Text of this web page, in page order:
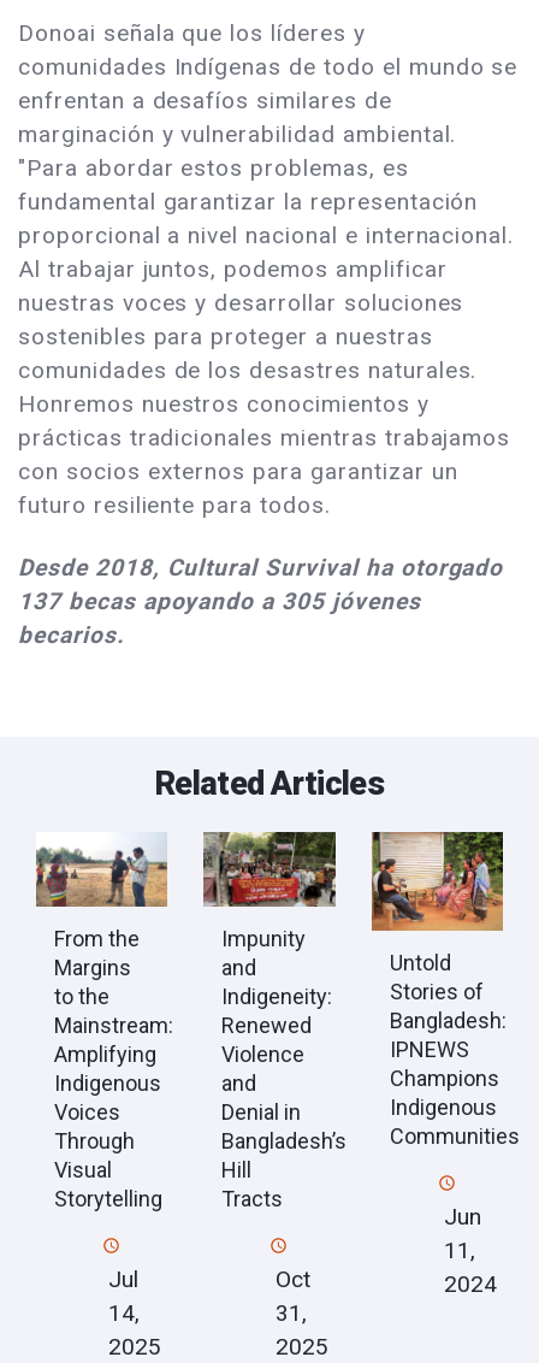
Donoai señala que los líderes y
comunidades Indígenas de todo el mundo se
enfrentan a desafíos similares de
marginación y vulnerabilidad ambiental.
"Para abordar estos problemas, es
fundamental garantizar la representación
proporcional a nivel nacional e internacional.
Al trabajar juntos, podemos amplificar
nuestras voces y desarrollar soluciones
sostenibles para proteger a nuestras
comunidades de los desastres naturales.
Honremos nuestros conocimientos y
prácticas tradicionales mientras trabajamos
con socios externos para garantizar un
futuro resiliente para todos.
Desde 2018, Cultural Survival ha otorgado
137 becas apoyando a 305 jóvenes
becarios.
Related Articles
From the
Margins
to the
Mainstream:
Amplifying
Indigenous
Voices
Through
Visual
Storytelling
Jul
14,
2025
Impunity
and
Indigeneity:
Renewed
Violence
and
Denial in
Bangladesh’s
Hill
Tracts
Oct
31,
2025
Untold
Stories of
Bangladesh:
IPNEWS
Champions
Indigenous
Communities
Jun
11,
2024